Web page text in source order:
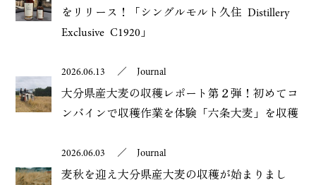
をリリース！「シングルモルト久住 Distillery
Exclusive C1920」
2026.06.13 ／ Journal
大分県産大麦の収穫レポート第２弾！初めてコ
ンバインで収穫作業を体験「六条大麦」を収穫
2026.06.03 ／ Journal
麦秋を迎え大分県産大麦の収穫が始まりまし